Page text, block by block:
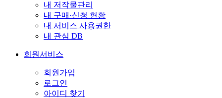
내 저작물관리
내 구매·신청 현황
내 서비스 사용권한
내 관심 DB
회원서비스
회원가입
로그인
아이디 찾기